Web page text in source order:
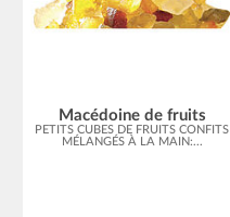
Macédoine de fruits
PETITS CUBES DE FRUITS CONFITS
MÉLANGÉS À LA MAIN:...